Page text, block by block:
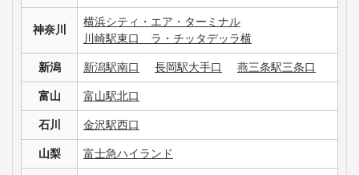
神奈川
横浜シティ・エア・ターミナル
川崎駅東口 ラ・チッタデッラ横
新潟 新潟駅南口 長岡駅大手口 燕三条駅三条口
富山 富山駅北口
石川 金沢駅西口
山梨 富士急ハイランド